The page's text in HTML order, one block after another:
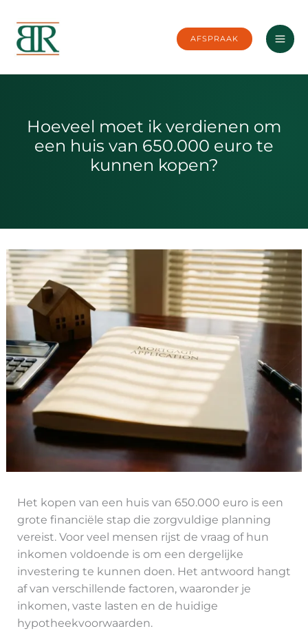
naar
inhoud
AFSPRAAK
Hoeveel moet ik verdienen om
een huis van 650.000 euro te
kunnen kopen?
Het kopen van een huis van 650.000 euro is een
grote financiële stap die zorgvuldige planning
vereist. Voor veel mensen rijst de vraag of hun
inkomen voldoende is om een dergelijke
investering te kunnen doen. Het antwoord hangt
af van verschillende factoren, waaronder je
inkomen, vaste lasten en de huidige
hypotheekvoorwaarden.